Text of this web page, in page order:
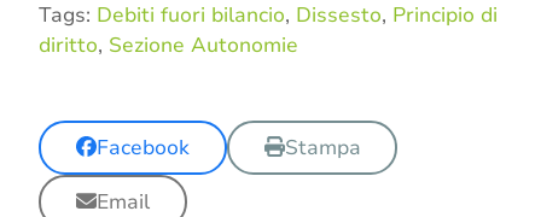
Tags: Debiti fuori bilancio, Dissesto, Principio di
diritto, Sezione Autonomie
Facebook
Stampa
Email